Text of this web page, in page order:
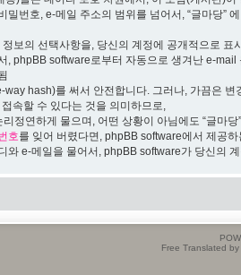
밀번호, e-메일 주소의 범위를 넘어서, “글마당”
보의 선택사항을, 당신의 계정에 공개적으로 표
, phpBB software로부터 자동으로 생겨난 e-
way hash)를 써서 안전합니다. 그러나, 가끔은
속할 수 있다는 것을 의미하므로,
정연하게 물으며, 어떤 상황이 아님에도 “글마
호를 잊어 버렸다면, phpBB software에서 제공
와 e-메일을 물어서, phpBB software가 당신의
Free Translated